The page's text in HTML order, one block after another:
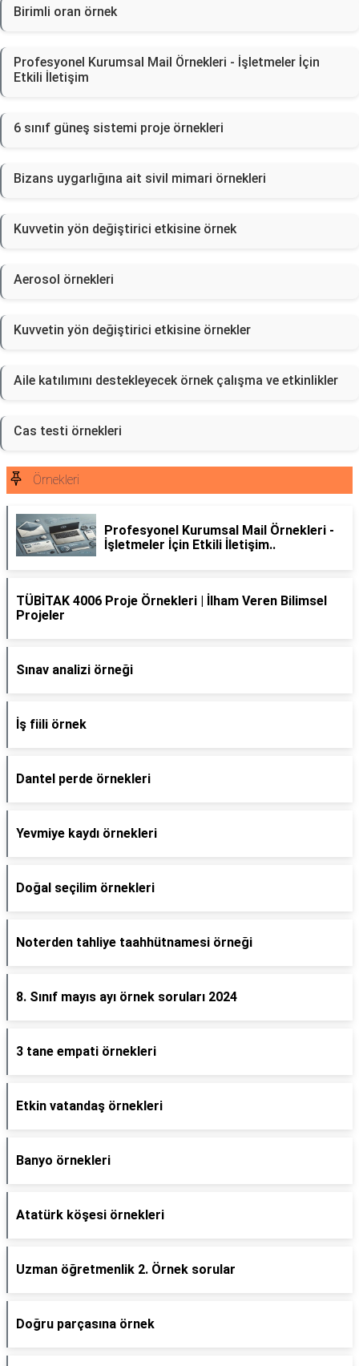
Birimli oran örnek
Profesyonel Kurumsal Mail Örnekleri - İşletmeler İçin
Etkili İletişim
6 sınıf güneş sistemi proje örnekleri
Bizans uygarlığına ait sivil mimari örnekleri
Kuvvetin yön değiştirici etkisine örnek
Aerosol örnekleri
Kuvvetin yön değiştirici etkisine örnekler
Aile katılımını destekleyecek örnek çalışma ve etkinlikler
Cas testi örnekleri
Örnekleri
Profesyonel Kurumsal Mail Örnekleri -
İşletmeler İçin Etkili İletişim..
TÜBİTAK 4006 Proje Örnekleri | İlham Veren Bilimsel
Projeler
Sınav analizi örneği
İş fiili örnek
Dantel perde örnekleri
Yevmiye kaydı örnekleri
Doğal seçilim örnekleri
Noterden tahliye taahhütnamesi örneği
8. Sınıf mayıs ayı örnek soruları 2024
3 tane empati örnekleri
Etkin vatandaş örnekleri
Banyo örnekleri
Atatürk köşesi örnekleri
Uzman öğretmenlik 2. Örnek sorular
Doğru parçasına örnek